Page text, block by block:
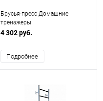
Брусья-пресс Домашние
тренажеры
4 302 руб.
Подробнее